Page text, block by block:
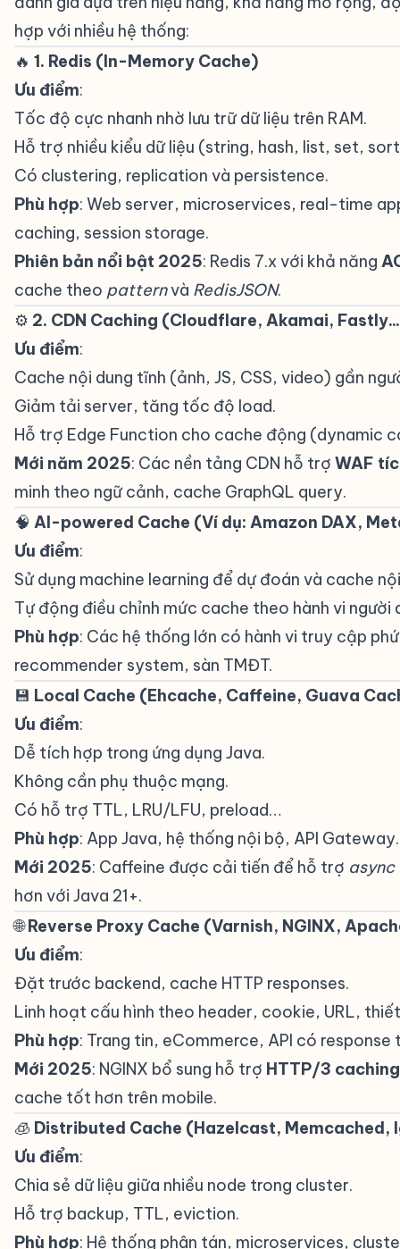
hợp với nhiều hệ thống:
🔥 1. Redis (In-Memory Cache)
Ưu điểm:
Tốc độ cực nhanh nhờ lưu trữ dữ liệu trên RAM.
Hỗ trợ nhiều kiểu dữ liệu (string, hash, list, set,
Có clustering, replication và persistence.
Phù hợp: Web server, microservices, real-time
caching, session storage.
Phiên bản nổi bật 2025: Redis 7.x với khả năng
cache theo patternvà RedisJSON.
⚙️ 2. CDN Caching (Cloudflare, Akamai,
Ưu điểm:
Cache nội dung tĩnh (ảnh, JS, CSS, video) gần
Giảm tải server, tăng tốc độ load.
Hỗ trợ Edge Function cho cache động (dynamic
Mới năm 2025: Các nền tảng CDN hỗ trợ WAF
minh theo ngữ cảnh, cache GraphQL query.
🧠 AI-powered Cache (Ví dụ: Amazon DAX,
Ưu điểm:
Sử dụng machine learning để dự đoán và cache
Tự động điều chỉnh mức cache theo hành vi người
Phù hợp: Các hệ thống lớn có hành vi truy cập
recommender system, sàn TMĐT.
💾 Local Cache (Ehcache, Caffeine, Guava
Ưu điểm:
Dễ tích hợp trong ứng dụng Java.
Không cần phụ thuộc mạng.
Có hỗ trợ TTL, LRU/LFU, preload…
Phù hợp: App Java, hệ thống nội bộ, API Gateway.
Mới 2025: Caffeine được cải tiến để hỗ trợ
hơn với Java 21+.
🌐Reverse Proxy Cache (Varnish, NGINX,
Ưu điểm:
Đặt trước backend, cache HTTP responses.
Linh hoạt cấu hình theo header, cookie, URL,
Phù hợp: Trang tin, eCommerce, API có response
Mới 2025: NGINX bổ sung hỗ trợ HTTP/3
cache tốt hơn trên mobile.
🧊 Distributed Cache (Hazelcast, Memcached,
Ưu điểm:
Chia sẻ dữ liệu giữa nhiều node trong cluster.
Hỗ trợ backup, TTL, eviction.
Phù hợp: Hệ thống phân tán, microservices,